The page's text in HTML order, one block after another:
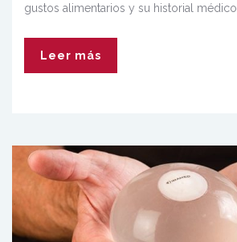
gustos alimentarios y su historial médico.
Leer más